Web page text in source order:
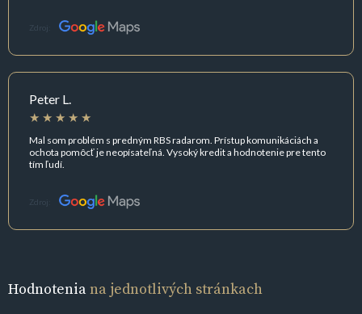
Zdroj:
Peter L.
Mal som problém s predným RBS radarom. Prístup komunikáciách a
ochota pomôcť je neopísateľná. Vysoký kredit a hodnotenie pre tento
tím ľudí.
Zdroj:
Hodnoteniana jednotlivých stránkach